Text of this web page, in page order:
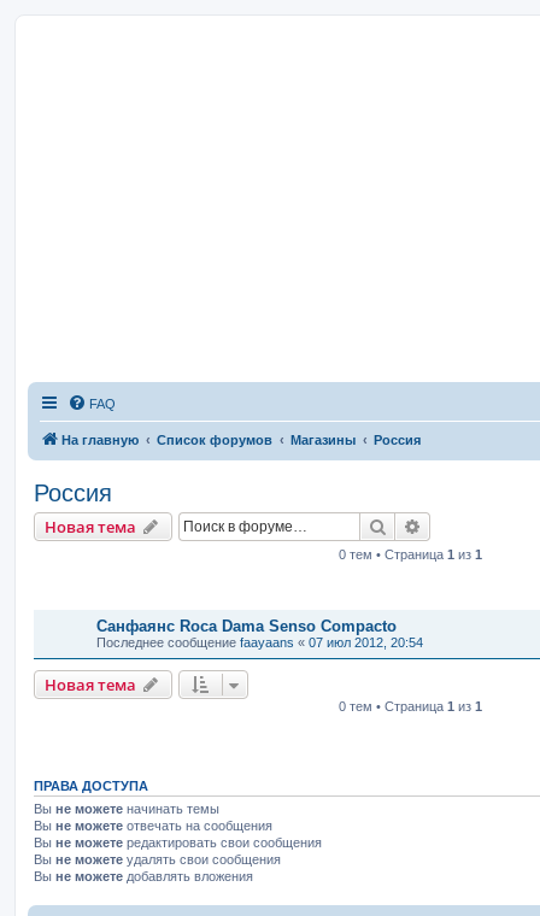
FAQ
На главную Список форумов Магазины Россия
Россия
Новая тема Поиск
0 тем • Страница 1 из 1
Санфаянс Roca Dama Senso Compacto
Последнее сообщение faayaans « 07 июл 2012, 20:54
Новая тема
0 тем • Страница 1 из 1
ПРАВА ДОСТУПА
Вы не можете начинать темы
Вы не можете отвечать на сообщения
Вы не можете редактировать свои сообщения
Вы не можете удалять свои сообщения
Вы не можете добавлять вложения